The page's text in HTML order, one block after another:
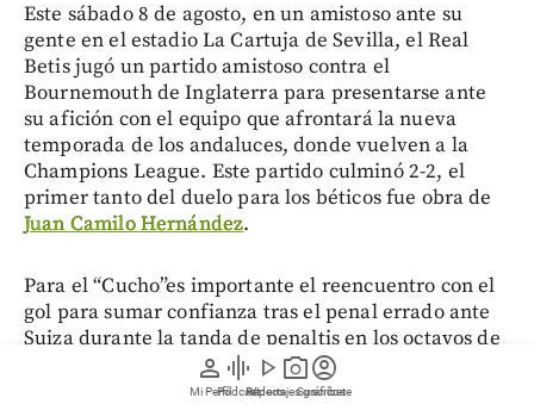
person
Mi Perfil
graphic_eq
Pódcast
play_arrow
Videos
photo_camera
Reportajes gráficos
account_circle
Suscríbete
Este sábado 8 de agosto, en un amistoso ante su
gente en el estadio La Cartuja de Sevilla, el Real
Betis jugó un partido amistoso contra el
Bournemouth de Inglaterra para presentarse ante
su afición con el equipo que afrontará la nueva
temporada de los andaluces, donde vuelven a la
Champions League. Este partido culminó 2-2, el
primer tanto del duelo para los béticos fue obra de
Juan Camilo Hernández.
Para el “Cucho”es importante el reencuentro con el
gol para sumar confianza tras el penal errado ante
Suiza durante la tanda de penaltis en los octavos de
final de la Copa del Mundo. Al minuto 56,
Hernández recogió un remate de Isco que pegó en el